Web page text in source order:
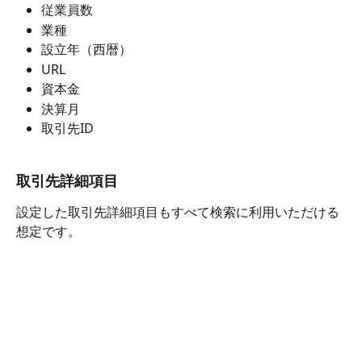
従業員数
業種
設立年（西暦）
URL
資本金
決算月
取引先ID
取引先詳細項目
設定した取引先詳細項目もすべて検索に利用いただける
想定です。